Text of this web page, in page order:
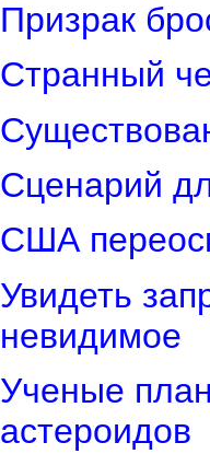
Призрак
Странный
Сценарий
США
Увидеть
невидимое
Ученые
астероидов